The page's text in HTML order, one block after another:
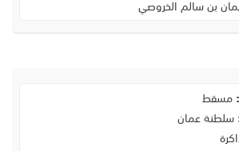
بن سالم الخروصي
مسقط
سلطنة عمان